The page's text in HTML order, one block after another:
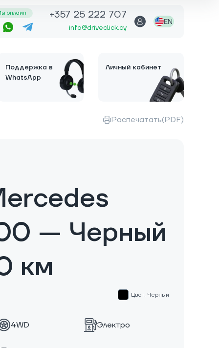
онлайн +357 25 222 707
info@driveclick.cy
EN
Поддержка в
WhatsApp
Личный кабинет
Распечатать(PDF)
— Черный
км
Цвет: Черный
4WD Электро